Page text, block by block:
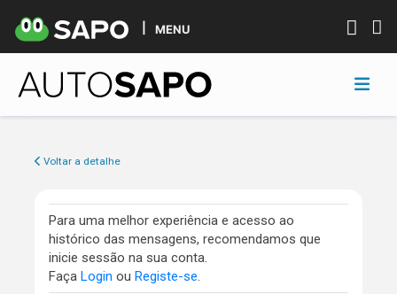
MENU
Voltar a detalhe
Para uma melhor experiência e acesso ao
histórico das mensagens, recomendamos que
inicie sessão na sua conta.
Faça Login ou Registe-se.